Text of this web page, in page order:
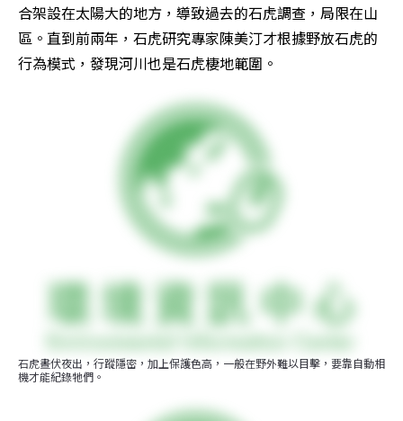
合架設在太陽大的地方，導致過去的石虎調查，局限在山
區。直到前兩年，石虎研究專家陳美汀才根據野放石虎的
行為模式，發現河川也是石虎棲地範圍。
石虎晝伏夜出，行蹤隱密，加上保護色高，一般在野外難以目擊，要靠自動相
機才能紀錄牠們。